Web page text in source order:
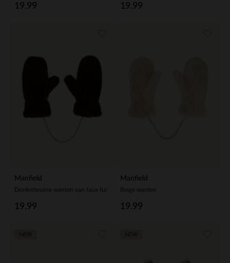
19.99 19.99
Manfield
Donkerbruine wanten van faux fur
19.99
Manfield
Beige wanten
19.99